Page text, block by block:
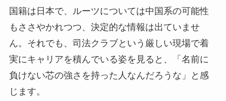
国籍は日本で、ルーツについては中国系の可能性
もささやかれつつ、決定的な情報は出ていませ
ん。それでも、司法クラブという厳しい現場で着
実にキャリアを積んでいる姿を見ると、「名前に
負けない芯の強さを持った人なんだろうな」と感
じます。